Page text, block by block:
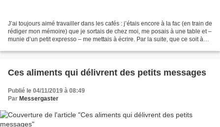
J’ai toujours aimé travailler dans les cafés : j’étais encore à la fac (en train de
rédiger mon mémoire) que je sortais de chez moi, me posais à une table et –
munie d’un petit expresso – me mettais à écrire. Par la suite, que ce soit à
Ces aliments qui délivrent des petits messages
Publié le 04/11/2019 à 08:49
Par Messergaster